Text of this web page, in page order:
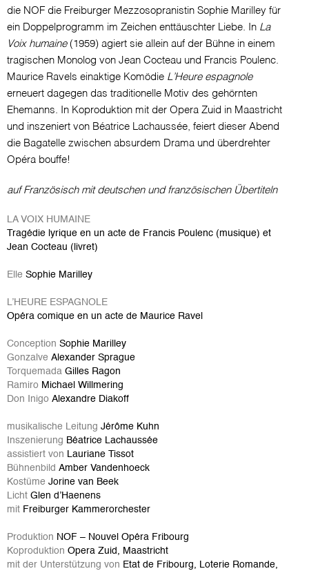
die NOF die Freiburger Mezzosopranistin Sophie Marilley für
ein Doppelprogramm im Zeichen enttäuschter Liebe. In La
Voix humaine(1959) agiert sie allein auf der Bühne in einem
tragischen Monolog von Jean Cocteau und Francis Poulenc.
Maurice Ravels einaktige Komödie L’Heure espagnole
erneuert dagegen das traditionelle Motiv des gehörnten
Ehemanns. In Koproduktion mit der Opera Zuid in Maastricht
und inszeniert von Béatrice Lachaussée, feiert dieser Abend
die Bagatelle zwischen absurdem Drama und überdrehter
Opéra bouffe!
auf Französisch mit deutschen und französischen Übertiteln
LA VOIX HUMAINE
Tragédie lyrique en un acte de Francis Poulenc (musique) et
Jean Cocteau (livret)
Elle Sophie Marilley
L’HEURE ESPAGNOLE
Opéra comique en un acte de Maurice Ravel
Conception Sophie Marilley
Gonzalve Alexander Sprague
Torquemada Gilles Ragon
Ramiro Michael Willmering
Don Inigo Alexandre Diakoff
musikalische Leitung Jérôme Kuhn
Inszenierung Béatrice Lachaussée
assistiert von Lauriane Tissot
Bühnenbild Amber Vandenhoeck
Kostüme Jorine van Beek
Licht Glen d’Haenens
mit Freiburger Kammerorchester
Produktion NOF – Nouvel Opéra Fribourg
Koproduktion Opera Zuid, Maastricht
mit der Unterstützung von Etat de Fribourg, Loterie Romande,